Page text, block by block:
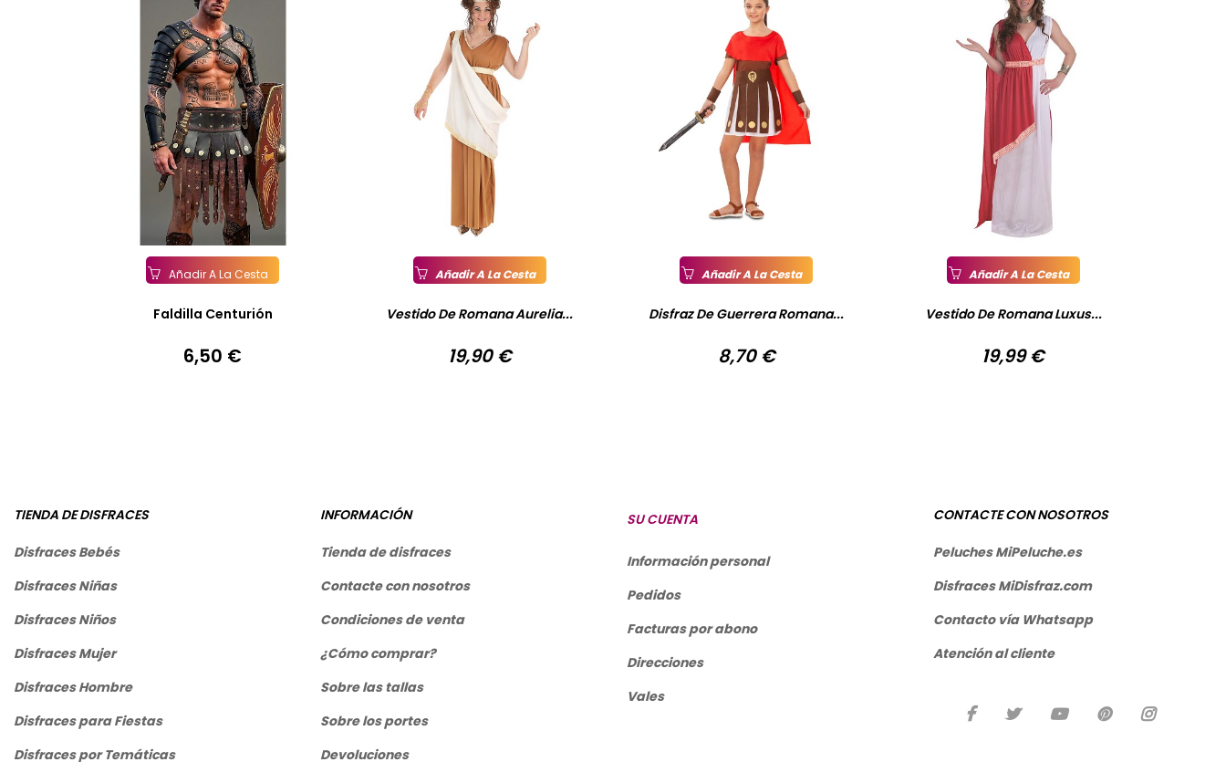
Añadir A La Cesta
Faldilla Centurión
Precio
6,50 €
Añadir A La Cesta
Vestido De Romana Aurelia...
Precio
19,90 €
Añadir A La Cesta
Disfraz De Guerrera Romana...
Precio
8,70 €
Añadir A La Cesta
Vestido De Romana Luxus...
Precio
19,99 €
TIENDA DE DISFRACES
Disfraces Bebés
Disfraces Niñas
Disfraces Niños
Disfraces Mujer
Disfraces Hombre
Disfraces para Fiestas
Disfraces por Temáticas
INFORMACIÓN
Tienda de disfraces
Contacte con nosotros
Condiciones de venta
¿Cómo comprar?
Sobre las tallas
Sobre los portes
Devoluciones
SU CUENTA
Información personal
Pedidos
Facturas por abono
Direcciones
Vales
CONTACTE CON NOSOTROS
Peluches MiPeluche.es
Disfraces MiDisfraz.com
Contacto vía Whatsapp
Atención al cliente